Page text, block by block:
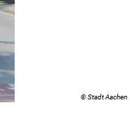
© Stadt Aachen